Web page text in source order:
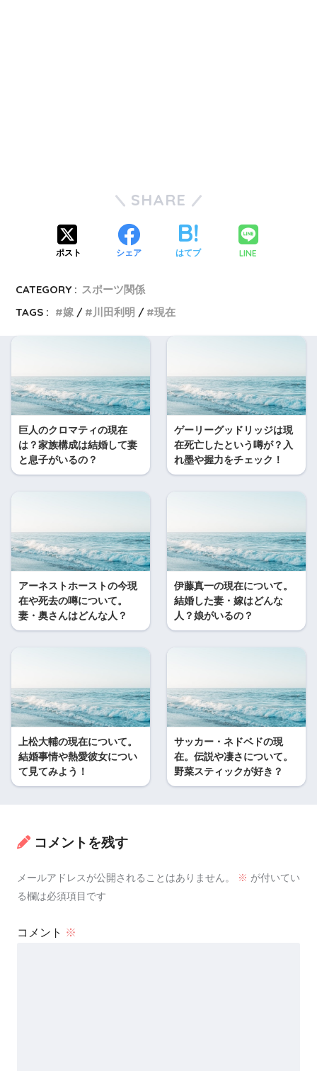
SHARE
ポスト シェア はてブ LINE
CATEGORY : スポーツ関係
TAGS :
嫁 川田利明 現在
巨人のクロマティの現在
は？家族構成は結婚して妻
と息子がいるの？
ゲーリーグッドリッジは現
在死亡したという噂が？入
れ墨や握力をチェック！
アーネストホーストの今現
在や死去の噂について。
妻・奥さんはどんな人？
伊藤真一の現在について。
結婚した妻・嫁はどんな
人？娘がいるの？
上松大輔の現在について。
結婚事情や熱愛彼女につい
て見てみよう！
サッカー・ネドベドの現
在。伝説や凄さについて。
野菜スティックが好き？
コメントを残す
メールアドレスが公開されることはありません。 ※ が付いてい
る欄は必須項目です
コメント ※